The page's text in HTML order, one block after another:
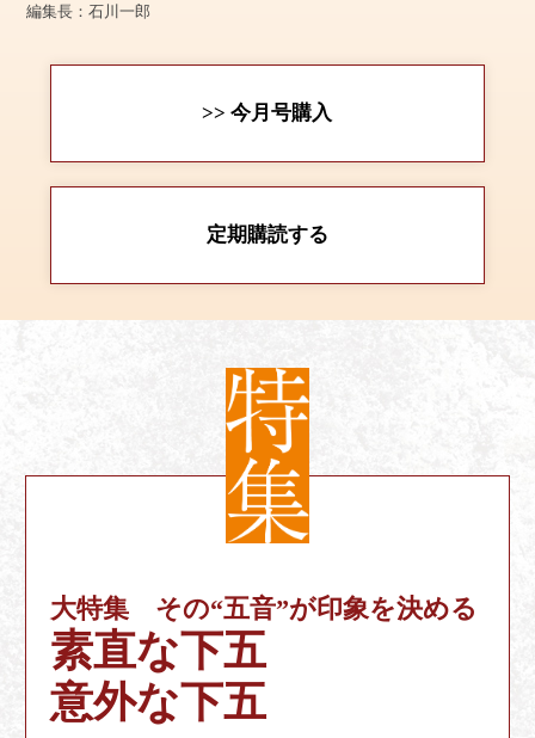
編集長：石川一郎
>> 今月号購入
定期購読する
大特集 その“五音”が印象を決める
素直な下五
意外な下五